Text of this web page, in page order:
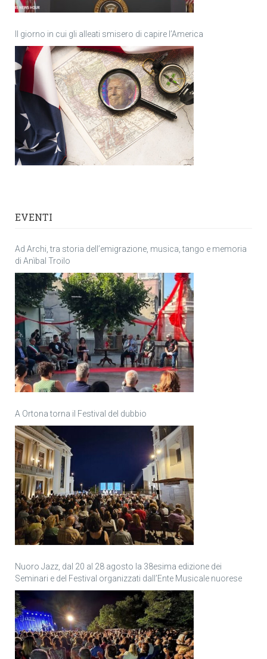
Il giorno in cui gli alleati smisero di capire l’America
EVENTI
Ad Archi, tra storia dell’emigrazione, musica, tango e memoria
di Anìbal Troilo
A Ortona torna il Festival del dubbio
Nuoro Jazz, dal 20 al 28 agosto la 38esima edizione dei
Seminari e del Festival organizzati dall’Ente Musicale nuorese